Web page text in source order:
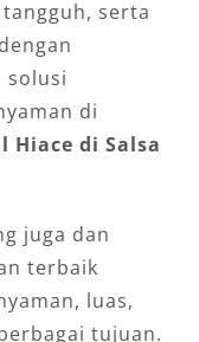
serta
solusi
di
Hiace di Salsa
juga dan
terbaik
luas,
tujuan.